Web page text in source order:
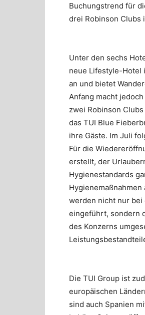
Buchungstrend für
drei Robinson Clubs
Unter den sechs
neue Lifestyle-Hotel
an und bietet
Anfang macht
zwei Robinson
das TUI Blue
ihre Gäste. Im Juli
Für die
erstellt, der
Hygienestandards
werden nicht nur bei
eingeführt, sondern
des Konzerns
Die TUI Group ist
europäischen
sind auch Spanien